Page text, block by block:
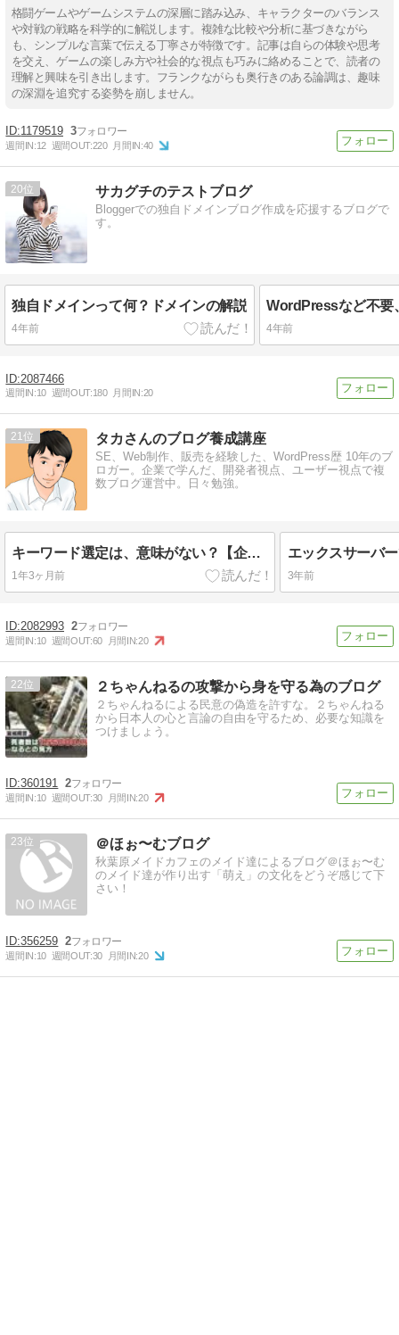
格闘ゲームやゲームシステムの深層に踏み込み、キャラクターのバランス
や対戦の戦略を科学的に解説します。複雑な比較や分析に基づきながら
も、シンプルな言葉で伝える丁寧さが特徴です。記事は自らの体験や思考
を交え、ゲームの楽しみ方や社会的な視点も巧みに絡めることで、読者の
理解と興味を引き出します。フランクながらも奥行きのある論調は、趣味
の深淵を追究する姿勢を崩しません。
1179519 3
週間IN:12 週間OUT:220 月間IN:40
20 サカグチのテストブログ
Bloggerでの独自ドメインブログ作成を応援するブログで
す。
独自ドメインって何？ドメインの解説
4年前 4年前
2087466
週間IN:10 週間OUT:180 月間IN:20
21 タカさんのブログ養成講座
SE、Web制作、販売を経験した、WordPress歴 10年のブ
ロガー。企業で学んだ、開発者視点、ユーザー視点で複
数ブログ運営中。日々勉強。
キーワード選定は、意味がない？【企業、SNS から学ぶターゲティング戦略】
1年3ヶ月前 3年前
2082993 2
週間IN:10 週間OUT:60 月間IN:20
22 ２ちゃんねるの攻撃から身を守る為のブログ
２ちゃんねるによる民意の偽造を許すな。２ちゃんねる
から日本人の心と言論の自由を守るため、必要な知識を
つけましょう。
360191 2
週間IN:10 週間OUT:30 月間IN:20
23 ＠ほぉ〜むブログ
秋葉原メイドカフェのメイド達によるブログ＠ほぉ〜む
のメイド達が作り出す「萌え」の文化をどうぞ感じて下
さい！
356259 2
週間IN:10 週間OUT:30 月間IN:20